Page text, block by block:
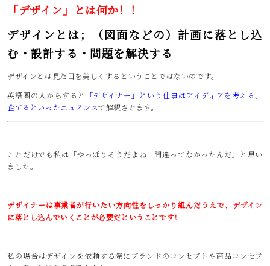
「デザイン」とは何か！！
デザインとは；（図面などの）計画に落とし込
む・設計する・問題を解決する
デザインとは見た目を美しくするということではないのです。
英語圏の人からすると
「デザイナー」という仕事はアイディアを考える、
企てるといったニュアンスで解釈されます。
これだけでも私は「やっぱりそうだよね！間違ってなかったんだ」と思い
ました。
デザイナーは事業者が行いたい方向性をしっかり組んだうえで、デザイン
に落とし込んでいくことが必要だということです！
私の場合はデザインを依頼する際にブランドのコンセプトや商品コンセプ